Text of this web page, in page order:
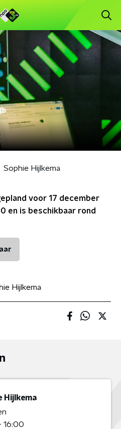
Sophie Hijlkema
voor 17 december
en is beschikbaar rond
Hijlkema
Hijlkema
16:00